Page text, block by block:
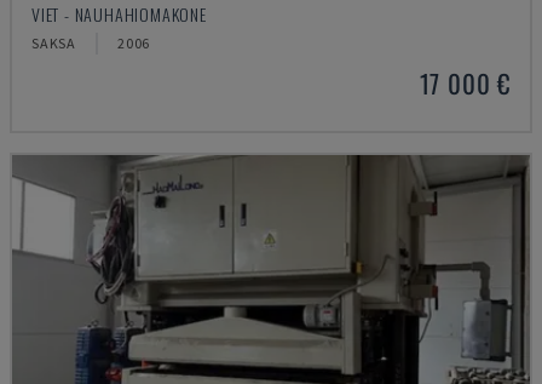
VIET - NAUHAHIOMAKONE
SAKSA 2006
17 000 €